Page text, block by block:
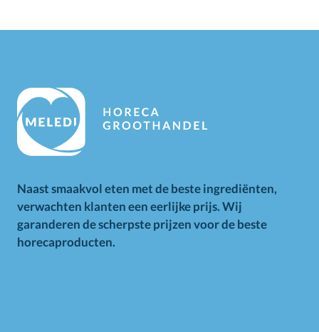
Naast smaakvol eten met de beste ingrediënten,
verwachten klanten een eerlijke prijs. Wij
garanderen de scherpste prijzen voor de beste
horecaproducten.